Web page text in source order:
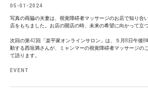
05-01-2024
写真の両脇の夫妻は、視覚障碍者マッサージのお店で知り合
店をもちました。お店の開店の時、未来の希望に向かって立つ
次回の第42回「楽平家オンラインサロン」は、５月8日午後8
動する西垣満さんが、ミャンマーの視覚障碍者マッサージの
て語ります。
EVENT